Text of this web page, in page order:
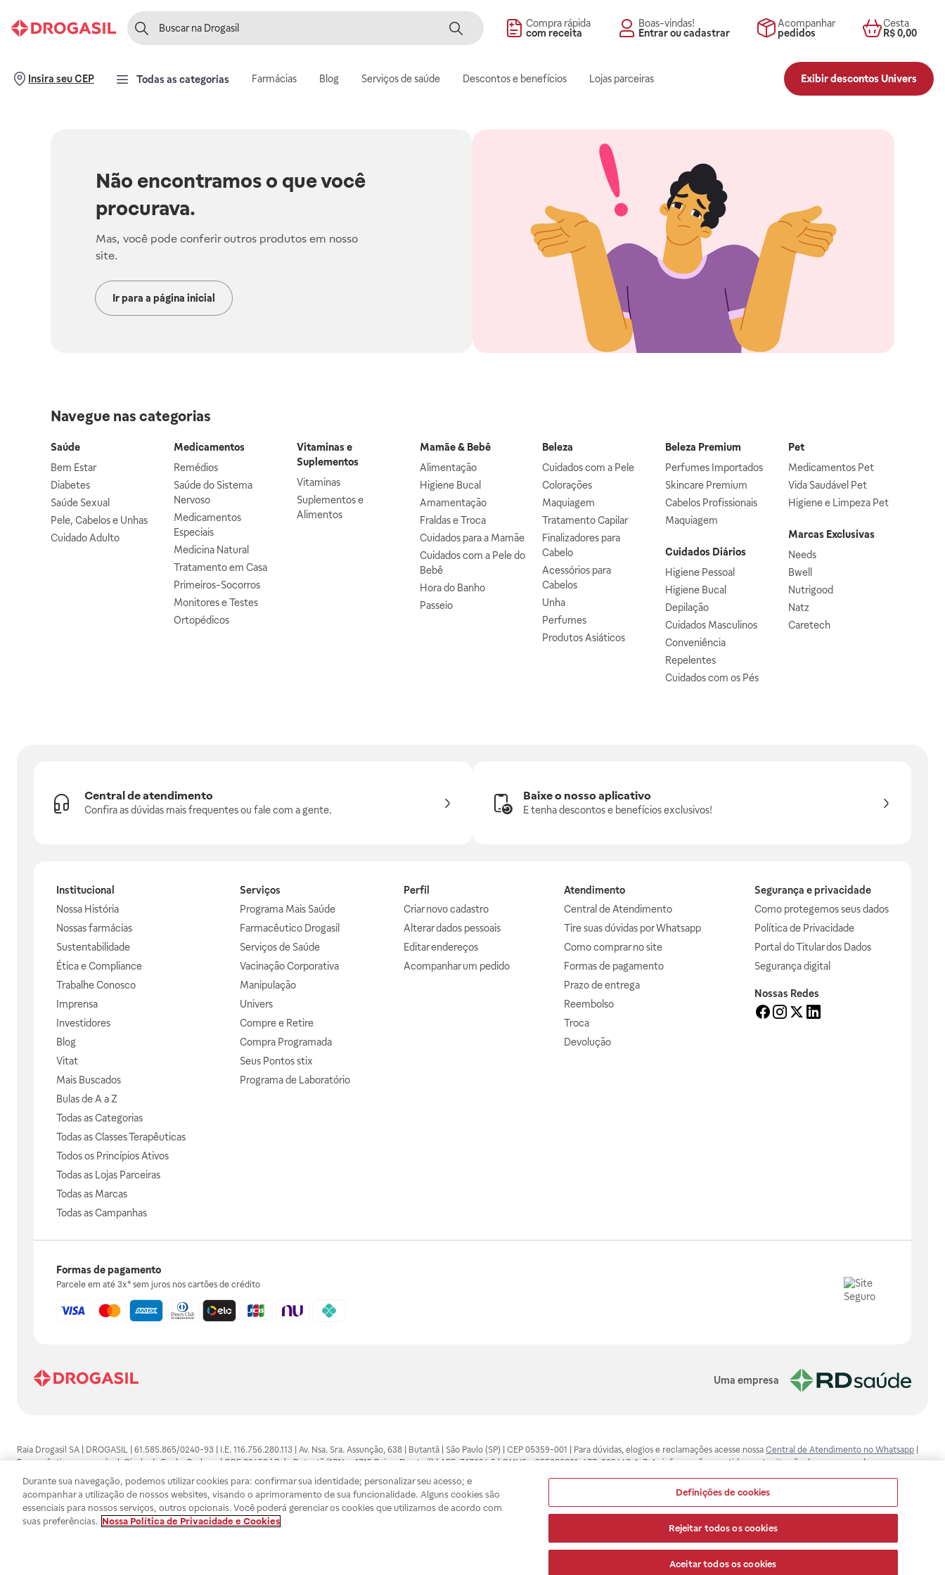
Compra rápida
com receita
Boas-vindas!
Entrar ou cadastrar
Acompanhar
pedidos
Cesta
R$ 0,00
Insira seu CEP Todas as categorias Farmácias Blog Serviços de saúde Descontos e benefícios Lojas parceiras Exibir descontos Univers
Não encontramos o que você
procurava.
Mas, você pode conferir outros produtos em nosso
site.
Ir para a página inicial
Navegue nas categorias
Saúde
Bem Estar
Diabetes
Saúde Sexual
Pele, Cabelos e Unhas
Cuidado Adulto
Medicamentos
Remédios
Saúde do Sistema
Nervoso
Medicamentos
Especiais
Medicina Natural
Tratamento em Casa
Primeiros-Socorros
Monitores e Testes
Ortopédicos
Vitaminas e
Suplementos
Vitaminas
Suplementos e
Alimentos
Mamãe & Bebê
Alimentação
Higiene Bucal
Amamentação
Fraldas e Troca
Cuidados para a Mamãe
Cuidados com a Pele do
Bebê
Hora do Banho
Passeio
Beleza
Cuidados com a Pele
Colorações
Maquiagem
Tratamento Capilar
Finalizadores para
Cabelo
Acessórios para
Cabelos
Unha
Perfumes
Produtos Asiáticos
Beleza Premium
Perfumes Importados
Skincare Premium
Cabelos Profissionais
Maquiagem
Cuidados Diários
Higiene Pessoal
Higiene Bucal
Depilação
Cuidados Masculinos
Conveniência
Repelentes
Cuidados com os Pés
Pet
Medicamentos Pet
Vida Saudável Pet
Higiene e Limpeza Pet
Marcas Exclusivas
Needs
Bwell
Nutrigood
Natz
Caretech
Central de atendimento
Confira as dúvidas mais frequentes ou fale com a gente.
Baixe o nosso aplicativo
E tenha descontos e benefícios exclusivos!
Institucional
Nossa História
Nossas farmácias
Sustentabilidade
Ética e Compliance
Trabalhe Conosco
Imprensa
Investidores
Blog
Vitat
Mais Buscados
Bulas de A a Z
Todas as Categorias
Todas as Classes Terapêuticas
Todos os Princípios Ativos
Todas as Lojas Parceiras
Todas as Marcas
Todas as Campanhas
Serviços
Programa Mais Saúde
Farmacêutico Drogasil
Serviços de Saúde
Vacinação Corporativa
Manipulação
Univers
Compre e Retire
Compra Programada
Seus Pontos stix
Programa de Laboratório
Perfil
Criar novo cadastro
Alterar dados pessoais
Editar endereços
Acompanhar um pedido
Atendimento
Central de Atendimento
Tire suas dúvidas por Whatsapp
Como comprar no site
Formas de pagamento
Prazo de entrega
Reembolso
Troca
Devolução
Segurança e privacidade
Como protegemos seus dados
Política de Privacidade
Portal do Titular dos Dados
Segurança digital
Nossas Redes
Formas de pagamento
Parcele em até 3x* sem juros nos cartões de crédito
Uma empresa
Raia Drogasil SA | DROGASIL | 61.585.865/0240-93 | I.E. 116.756.280.113 | Av. Nsa. Sra. Assunção, 638 | Butantã | São Paulo (SP) | CEP 05359-001 | Para dúvidas, elogios e reclamações acesse nossa Central de Atendimento no Whatsapp
Farmacêutico responsável: Gisele da Penha Barbosa | CRF 89453 | Polo Butantã (1714 e 1715 Raia e Drogasil) | AFE: 7.17094.5 | CMVS - 355030801-477-002443-1-7. As informações contidas neste site não devem ser usadas para
automedicação e não substituem, em hipótese alguma, as orientações dadas pelo profissional da área médica. Somente o médico está apto a diagnosticar qualquer problema de saúde e prescrever o tratamento adequado. Ao
persistirem os sintomas, um médico deverá ser consultado. Os preços e promoções divulgados no site são válidos apenas para compras feitas pela internet. Maiores esclarecimentos, consultar o site: www.anvisa.gov.br. A Raia Drogasil
SA trabalha com as tecnologias mais avançadas de proteção de dados, para que você possa realizar suas compras com tranquilidade. A privacidade e a segurança dos clientes são compromissos da Raia Drogasil SA. Todos os pedidos
efetuados estão sujeitos à confirmação da disponibilidade de produto em nosso estoque.
Durante sua navegação, podemos utilizar cookies para: confirmar sua identidade; personalizar seu acesso; e
acompanhar a utilização de nossos websites, visando o aprimoramento de sua funcionalidade. Alguns cookies são
essenciais para nossos serviços, outros opcionais. Você poderá gerenciar os cookies que utilizamos de acordo com
suas preferências. Nossa Política de Privacidade e Cookies
Definições de cookies
Rejeitar todos os cookies
Aceitar todos os cookies